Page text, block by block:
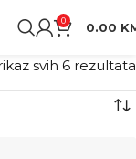
0 0.00
svih 6 rezultata